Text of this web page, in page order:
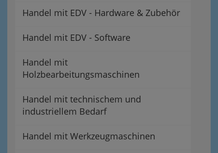
Handel mit EDV - Hardware & Zubehör
Handel mit EDV - Software
Handel mit
Holzbearbeitungsmaschinen
Handel mit technischem und
industriellem Bedarf
Handel mit Werkzeugmaschinen